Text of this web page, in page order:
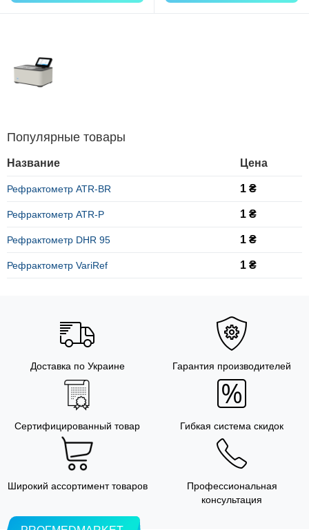
Популярные товары
Название Цена
Рефрактометр ATR-BR 1 ₴
Рефрактометр ATR-P 1 ₴
Рефрактометр DHR 95 1 ₴
Рефрактометр VariRef 1 ₴
Доставка по Украине Гарантия производителей
Сертифицированный товар Гибкая система скидок
Широкий ассортимент товаров
Профессиональная
консультация